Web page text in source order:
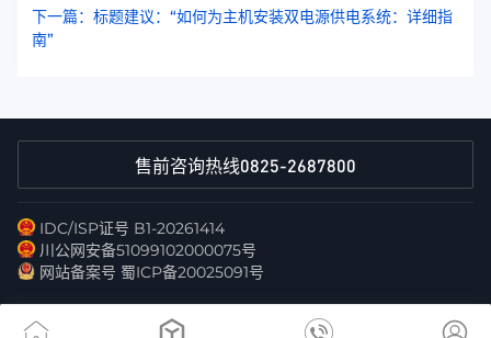
下一篇：标题建议：“如何为主机安装双电源供电系统：详细指
南”
售前咨询热线0825-2687800
IDC/ISP证号 B1-20261414
川公网安备51099102000075号
网站备案号 蜀ICP备20025091号